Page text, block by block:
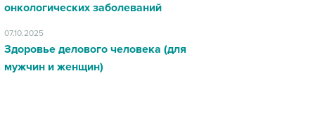
онкологических заболеваний
07.10.2025
Здоровье делового человека (для
мужчин и женщин)